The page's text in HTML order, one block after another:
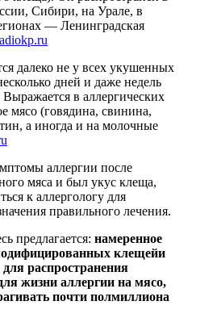
Сибири, на Урале, в
— Ленинградская
далеко не у всех укушенных
дней и даже недель
в аллергических
мясо (говядина, свинина,
а иногда и на молочные
аллергии после
мяса и был укус клеща,
к аллергологу для
правильного лечения.
предлагается: намеренное
клещейи
распространения
жизни аллергии на мясо,
почти полмиллиона